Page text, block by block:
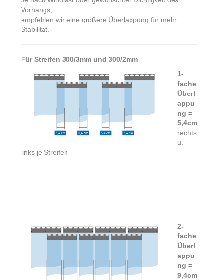
Vorhangs,
empfehlen wir eine größere Überlappung für mehr
Stabilität.
Für Streifen 300/3mm und 300/2mm
1-
fache
Überl
appu
ng =
5,4cm
rechts
u.
links je Streifen
2-
fache
Überl
appu
ng =
9,4cm